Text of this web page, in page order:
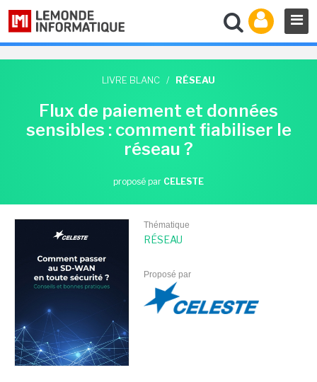
LIVRE BLANC / RÉSEAU
Flux de paiement et données
sensibles : comment fiabiliser le
réseau ?
proposé par CELESTE
Thématique
RÉSEAU
Proposé par